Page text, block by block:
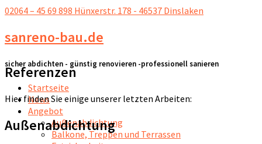
02064 – 45 69 898 Hünxerstr. 178 - 46537 Dinslaken
sanreno-bau.de
sicher abdichten - günstig renovieren -professionell sanieren
Startseite
News
Angebot
Außenabdichtung
Balkone, Treppen und Terrassen
Referenzen
Hier finden Sie einige unserer letzten Arbeiten:
Außenabdichtung